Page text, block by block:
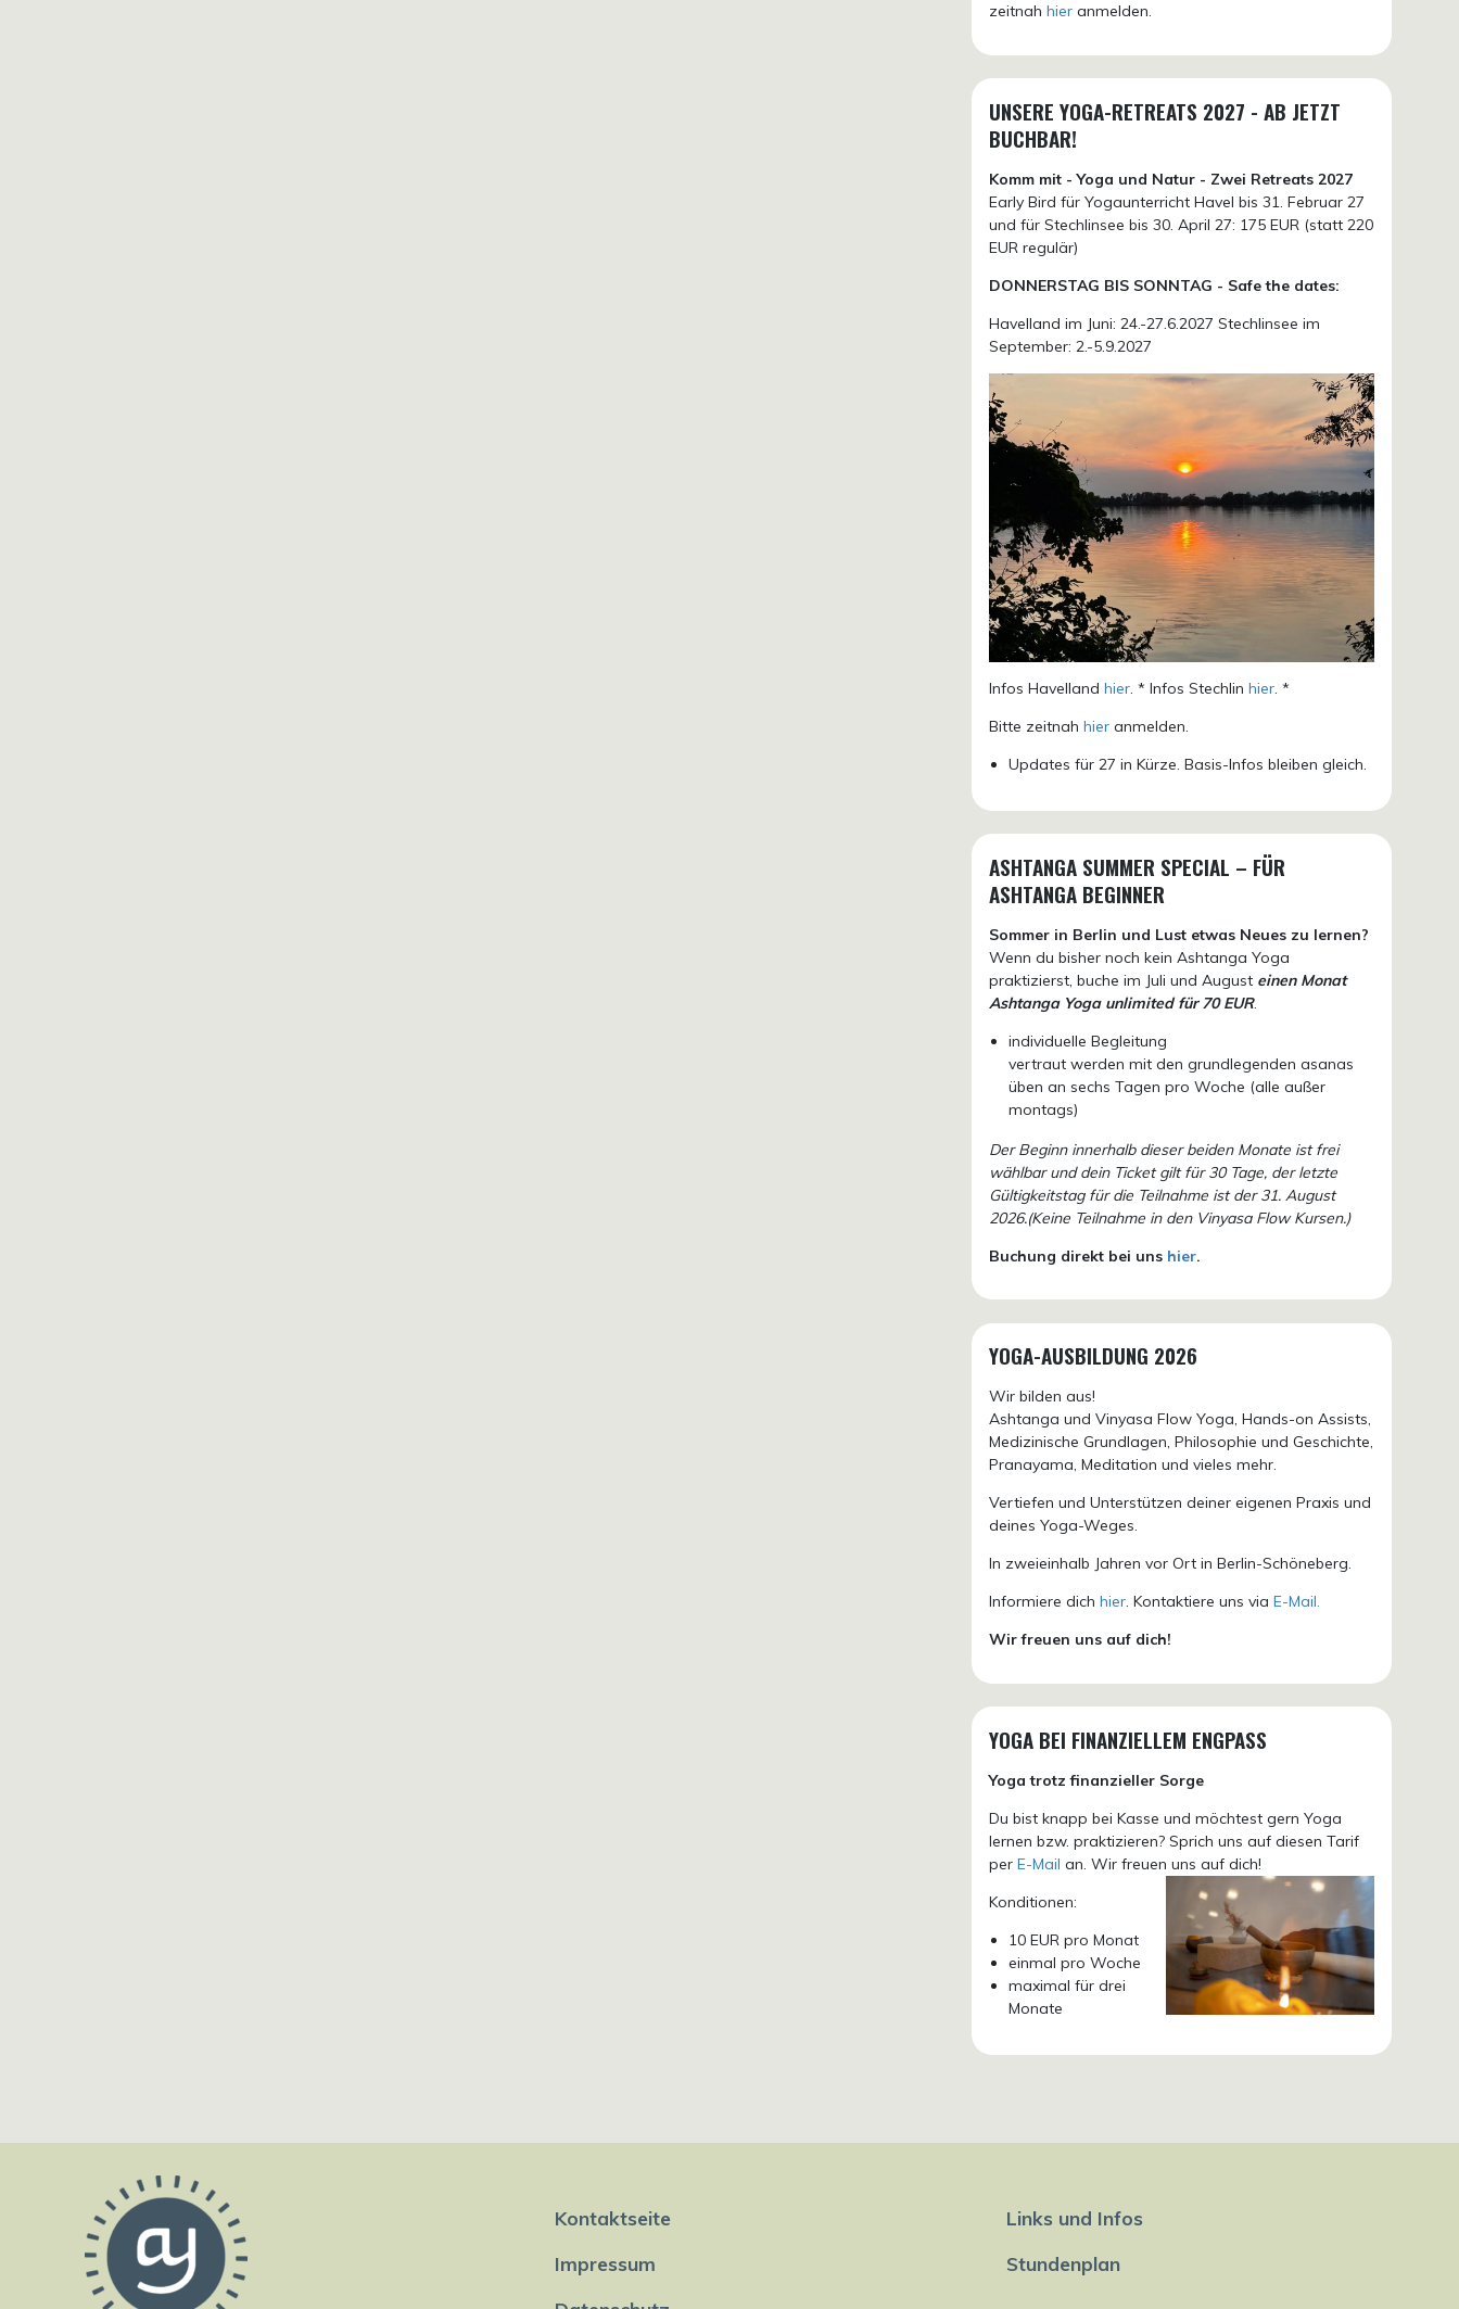
zeitnahhier anmelden.
UNSERE YOGA-RETREATS 2027 - AB JETZT
BUCHBAR!
Komm mit - Yoga und Natur - Zwei Retreats 2027
Early Bird für Yogaunterricht Havel bis 31. Februar 27
und für Stechlinsee bis 30. April 27: 175 EUR (statt 220
EUR regulär)
DONNERSTAG BIS SONNTAG - Safe the dates:
Havelland im Juni: 24.-27.6.2027 Stechlinsee im
September: 2.-5.9.2027
Infos Havellandhier. * Infos Stechlinhier. *
Bitte zeitnahhier anmelden.
Updates für 27 in Kürze. Basis-Infos bleiben gleich.
ASHTANGA SUMMER SPECIAL – FÜR
ASHTANGA BEGINNER
Sommer in Berlin und Lust etwas Neues zu lernen?
Wenn du bisher noch kein Ashtanga Yoga
praktizierst, buche im Juli und August einen Monat
Ashtanga Yoga unlimited für 70 EUR.
individuelle Begleitung
vertraut werden mit den grundlegenden asanas
üben an sechs Tagen pro Woche (alle außer
montags)
Der Beginn innerhalb dieser beiden Monate ist frei
wählbar und dein Ticket gilt für 30 Tage, der letzte
Gültigkeitstag für die Teilnahme ist der 31. August
2026.(Keine Teilnahme in den Vinyasa Flow Kursen.)
Buchung direkt bei uns hier.
YOGA-AUSBILDUNG 2026
Wir bilden aus!
Ashtanga und Vinyasa Flow Yoga, Hands-on Assists,
Medizinische Grundlagen, Philosophie und Geschichte,
Pranayama, Meditation und vieles mehr.
Vertiefen und Unterstützen deiner eigenen Praxis und
deines Yoga-Weges.
In zweieinhalb Jahren vor Ort in Berlin-Schöneberg.
Informiere dichhier. Kontaktiere uns viaE-Mail.
Wir freuen uns auf dich!
YOGA BEI FINANZIELLEM ENGPASS
Yoga trotz finanzieller Sorge
Du bist knapp bei Kasse und möchtest gern Yoga
lernen bzw. praktizieren? Sprich uns auf diesen Tarif
perE-Mail an. Wir freuen uns auf dich!
Konditionen:
10 EUR pro Monat
einmal pro Woche
maximal für drei
Monate
Kontaktseite
Impressum
Links und Infos
Stundenplan